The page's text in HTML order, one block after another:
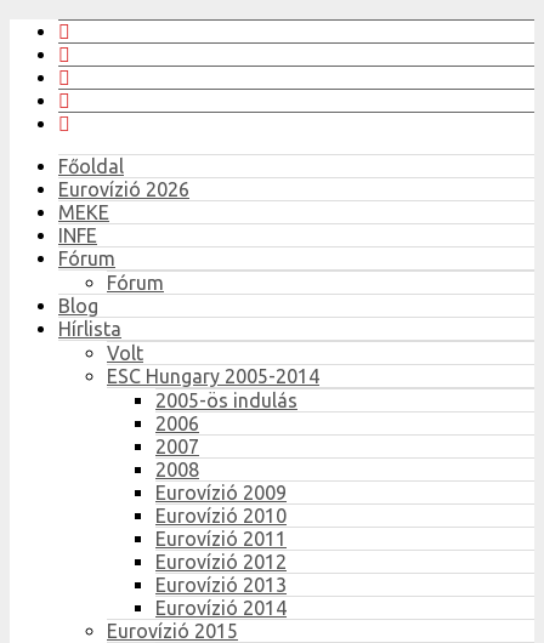
Főoldal
Eurovízió 2026
MEKE
INFE
Fórum
Fórum
Blog
Hírlista
Volt
ESC Hungary 2005-2014
2005-ös indulás
2006
2007
2008
Eurovízió 2009
Eurovízió 2010
Eurovízió 2011
Eurovízió 2012
Eurovízió 2013
Eurovízió 2014
Eurovízió 2015